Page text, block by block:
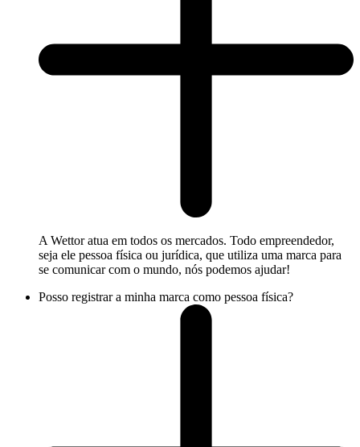
A Wettor atua em todos os mercados. Todo empreendedor,
seja ele pessoa física ou jurídica, que utiliza uma marca para
se comunicar com o mundo, nós podemos ajudar!
Posso registrar a minha marca como pessoa física?